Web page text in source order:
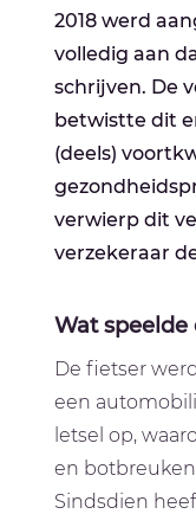
2018 werd
volledig aan
schrijven. De
betwistte dit
(deels)
verwierp dit
verzekeraar
Wat speelde
De fietser
een
letsel op,
en
Sindsdien